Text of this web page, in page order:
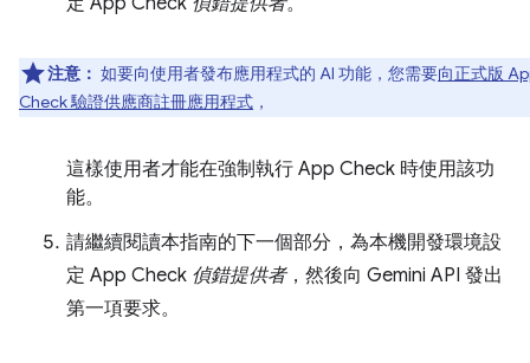
注意： 如要向使用者發布應用程式的 AI 功能，您需要向正式版
Check 驗證供應商註冊應用程式 ，
這樣使用者才能在強制執行 App Check 時使用該功
能。
請繼續閱讀本指南的下一個部分，為本機開發環境設
定 App Check 偵錯提供者，然後向 Gemini API 發出
第一項要求。